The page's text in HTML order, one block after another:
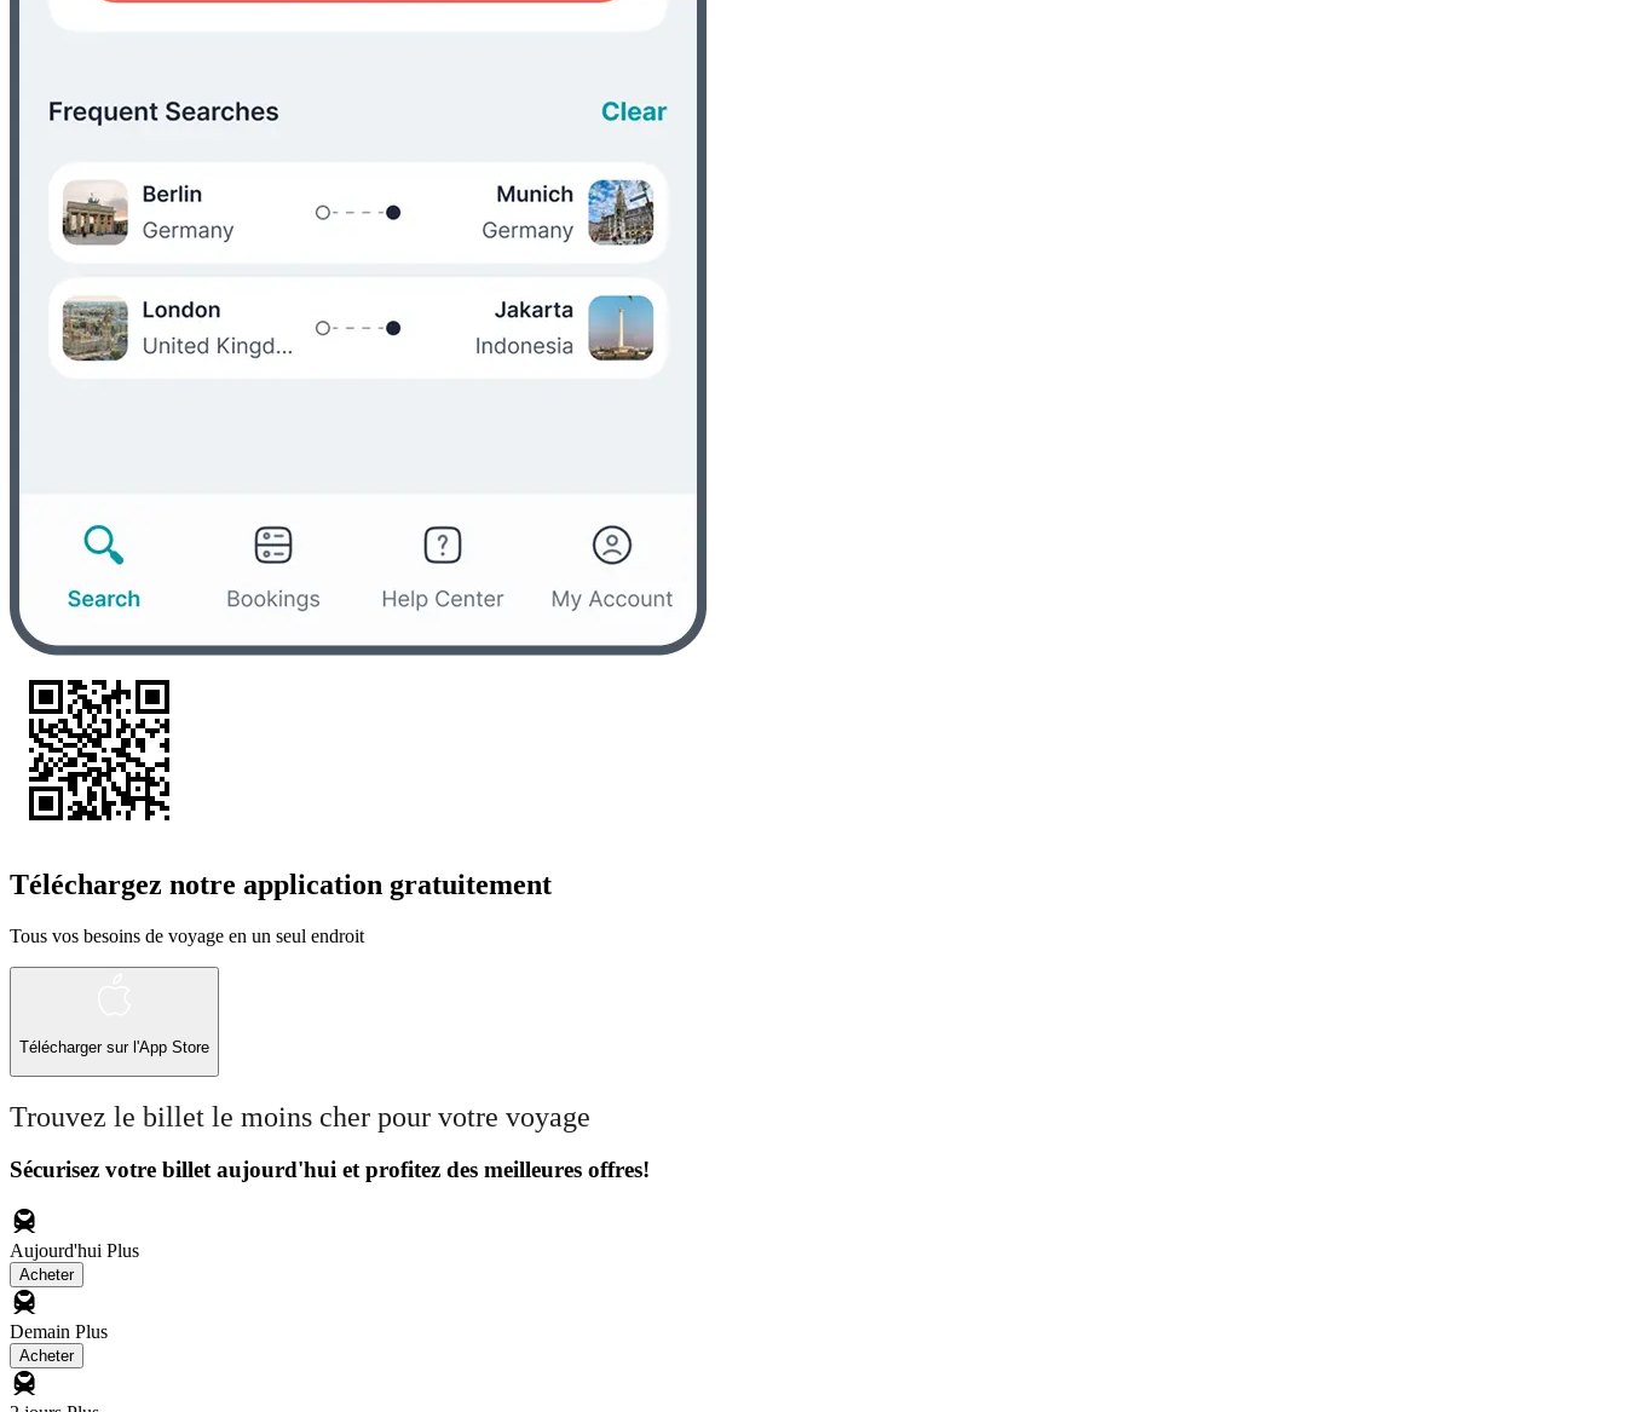
Téléchargez notre application gratuitement
Tous vos besoins de voyage en un seul endroit
Télécharger sur l'App Store
Trouvez le billet le moins cher pour votre voyage
Sécurisez votre billet aujourd'hui et profitez des meilleures offres!
Aujourd'hui Plus
Acheter
Demain Plus
Acheter